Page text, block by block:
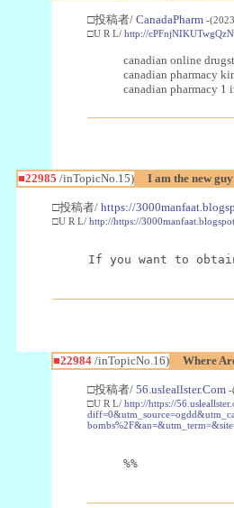
□投稿者/ CanadaPharm -
□U R L/ http://cPFnjNIKUTwgQzN
canadian online
canadian pharmacy
canadian pharmacy 1
■22985 /inTopicNo.15) I am the new guy
□投稿者/ https://
□U R L/ http://https://
If you want to
■22984/inTopicNo.16) Where
□投稿者/ 56.usleallster.Com -
□U R L/ http://https://
%%